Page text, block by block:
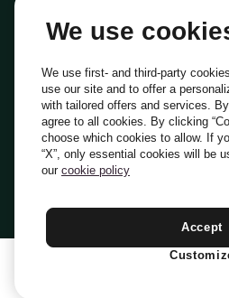
Everli Shoppers
About Us
Everli News
Domande frequenti
Lavora con noi
Diventa Shopper
Investitori
PrivacyCookie
Termini e Condizioni
Indirizzo PEC: everli@pec.it -
We use
We use first- and third-party
use our site and to offer a
with tailored offers and services.
agree to all cookies. By clicking
choose which cookies to allow. If
“X”, only essential cookies will be
our cookie policy
Accept